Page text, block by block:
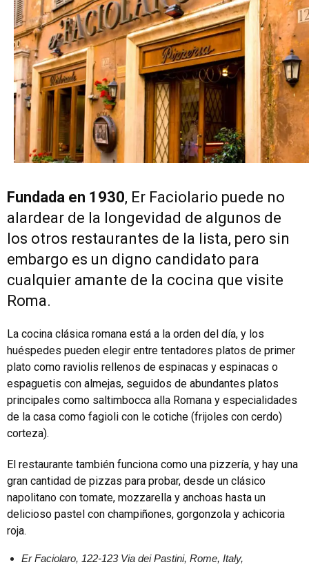
Fundada en 1930, Er Faciolario puede no
alardear de la longevidad de algunos de
los otros restaurantes de la lista, pero sin
embargo es un digno candidato para
cualquier amante de la cocina que visite
Roma.
La cocina clásica romana está a la orden del día, y los
huéspedes pueden elegir entre tentadores platos de primer
plato como raviolis rellenos de espinacas y espinacas o
espaguetis con almejas, seguidos de abundantes platos
principales como saltimbocca alla Romana y especialidades
de la casa como fagioli con le cotiche (frijoles con cerdo)
corteza).
El restaurante también funciona como una pizzería, y hay una
gran cantidad de pizzas para probar, desde un clásico
napolitano con tomate, mozzarella y anchoas hasta un
delicioso pastel con champiñones, gorgonzola y achicoria
roja.
Er Faciolaro, 122-123 Via dei Pastini, Rome, Italy,